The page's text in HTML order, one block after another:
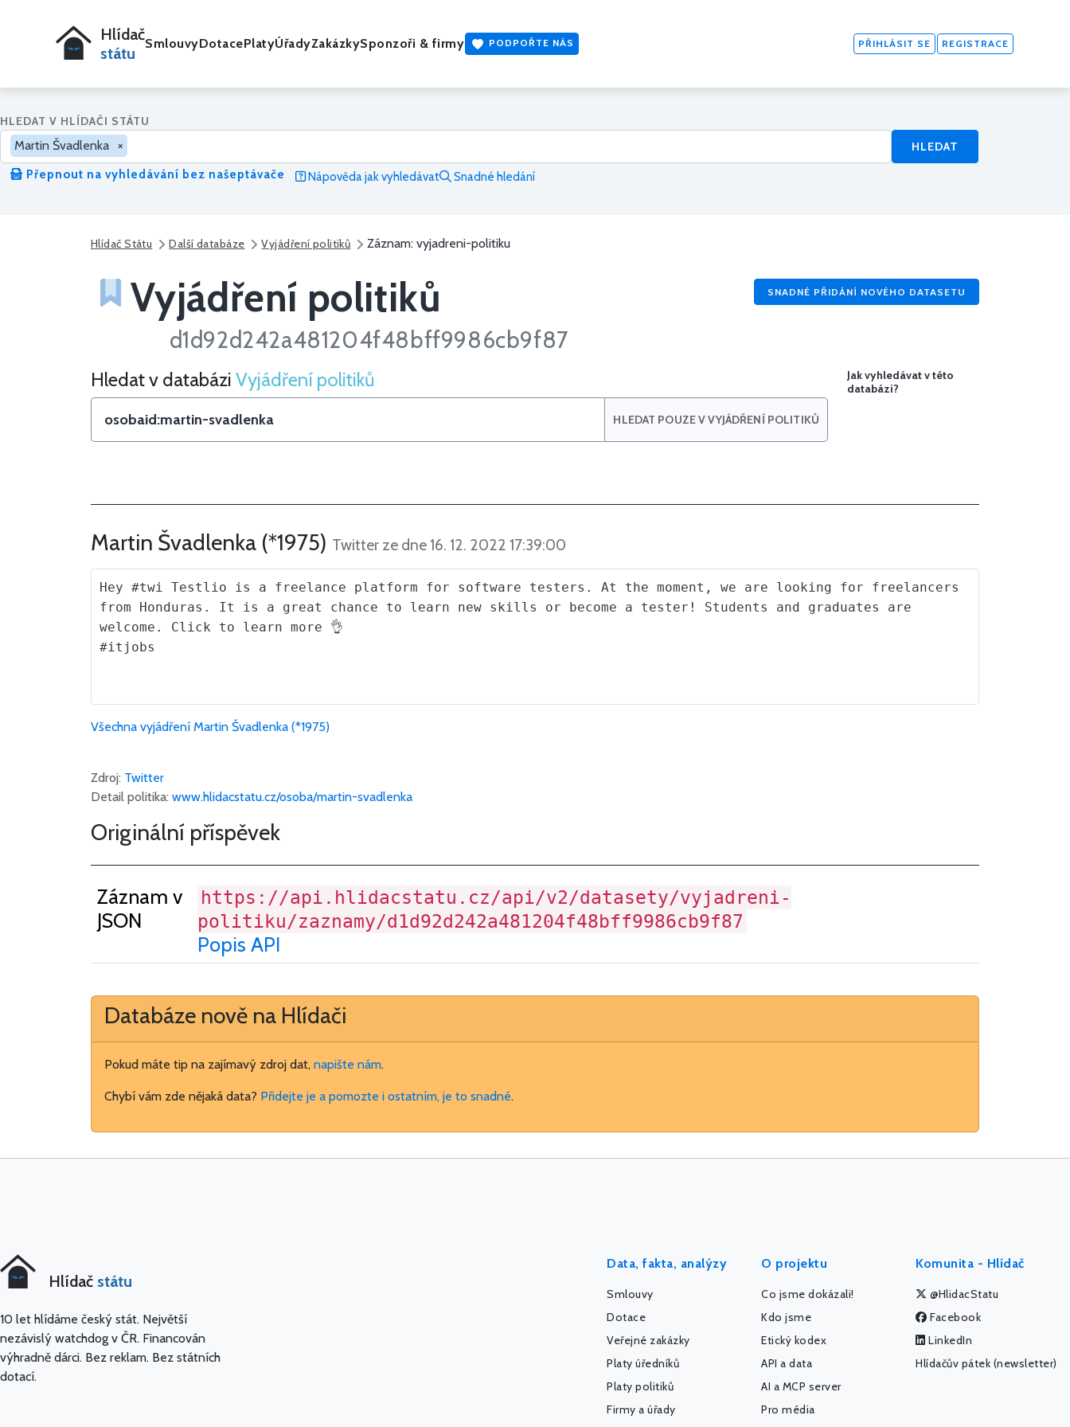
Hlídač
státu
SmlouvyDotacePlatyÚřadyZakázkySponzoři & firmy PODPOŘTE NÁS PŘIHLÁSIT SE REGISTRACE
HLEDAT V HLÍDAČI STÁTU
Martin Švadlenka ×
HLEDAT
Přepnout na vyhledávání bez našeptávače
Nápověda jak vyhledávat Snadné hledání
Hlídač Státu Další databáze Vyjádření politiků Záznam: vyjadreni-politiku
SNADNÉ PŘIDÁNÍ NOVÉHO DATASETU
Vyjádření politiků
d1d92d242a481204f48bff9986cb9f87
Hledat v Vyjádření politiků
Hledat v databázi Vyjádření politiků
HLEDAT POUZE V VYJÁDŘENÍ POLITIKŮ
Jak vyhledávat v této
databázi?
Martin Švadlenka (*1975) Twitter ze dne 16. 12. 2022 17:39:00
Hey #twi Testlio is a freelance platform for software testers. At the moment, we are looking for freelancers
from Honduras. It is a great chance to learn new skills or become a tester! Students and graduates are
welcome. Click to learn more 👌
#itjobs
Všechna vyjádření Martin Švadlenka (*1975)
Zdroj: Twitter
Detail politika: www.hlidacstatu.cz/osoba/martin-svadlenka
Originální příspěvek
Záznam v
JSON
https://api.hlidacstatu.cz/api/v2/datasety/vyjadreni-
politiku/zaznamy/d1d92d242a481204f48bff9986cb9f87
Popis API
Databáze nově na Hlídači
Pokud máte tip na zajímavý zdroj dat, napište nám.
Chybí vám zde nějaká data? Přidejte je a pomozte i ostatním, je to snadné.
Hlídač státu
10 let hlídáme český stát. Největší
nezávislý watchdog v ČR. Financován
výhradně dárci. Bez reklam. Bez státních
dotací.
Data, fakta, analýzy
Smlouvy
Dotace
Veřejné zakázky
Platy úředníků
Platy politiků
Firmy a úřady
O projektu
Co jsme dokázali!
Kdo jsme
Etický kodex
API a data
AI a MCP server
Pro média
Komunita - Hlídač
@HlidacStatu
Facebook
LinkedIn
Hlídačův pátek (newsletter)